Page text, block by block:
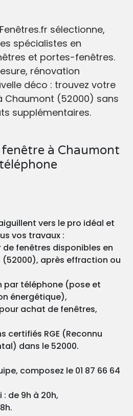
sélectionne,
spécialistes en
et portes-fenêtres.
rénovation
déco : trouvez votre
Chaumont (52000) sans
supplémentaires.
à Chaumont
vers le pro idéal et
vos travaux :
fenêtres disponibles en
après effraction ou
par téléphone (pose et
énergétique),
achat de fenêtres,
certifiés RGE (Reconnu
dans le 52000.
composez le 01 87 66 64
de 9h à 20h,